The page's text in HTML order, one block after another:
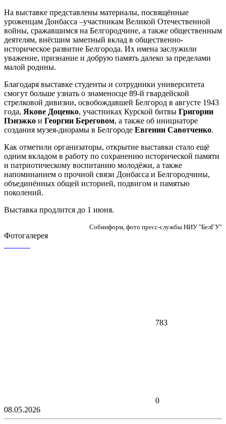
На выставке представлены материалы, посвящённые
уроженцам Донбасса –участникам Великой Отечественной
войны, сражавшимся на Белгородчине, а также общественным
деятелям, внёсшим заметный вклад в общественно-
историческое развитие Белгорода. Их имена заслужили
уважение, признание и добрую память далеко за пределами
малой родины.
Благодаря выставке студенты и сотрудники университета
смогут больше узнать о знаменосце 89-й гвардейской
стрелковой дивизии, освобождавшей Белгород в августе 1943
года, Якове Доценко, участниках Курской битвы Григории
Пэнэжко и Георгии Береговом, а также об инициаторе
создания музея-диорамы в Белгороде Евгении Савотченко.
Как отметили организаторы, открытие выставки стало ещё
одним вкладом в работу по сохранению исторической памяти
и патриотическому воспитанию молодёжи, а также
напоминанием о прочной связи Донбасса и Белгородчины,
объединённых общей историей, подвигом и памятью
поколений.
Выставка продлится до 1 июня.
Собинформ, фото пресс-службы НИУ "БелГУ"
Фотогалерея
783
0
08.05.2026